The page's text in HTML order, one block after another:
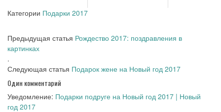
Категории Подарки 2017
Предыдущая статья Рождество 2017: поздравления в
картинках
.
Следующая статья Подарок жене на Новый год 2017
Один комментарий
Уведомление: Подарки подруге на Новый год 2017 | Новый
год 2017